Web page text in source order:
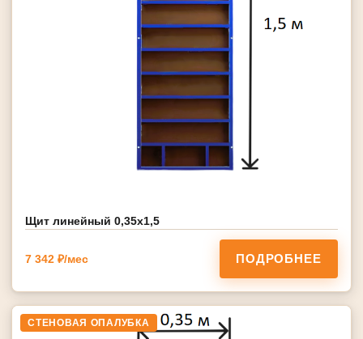
Щит линейный 0,35х1,5
7 342 ₽/мес ПОДРОБНЕЕ
СТЕНОВАЯ ОПАЛУБКА